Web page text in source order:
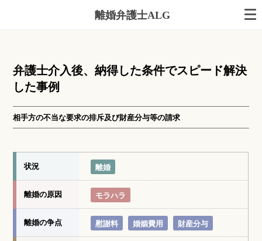
離婚弁護士ALG
弁護士介入後、納得した条件でスピード解決
した事例
相手方の不当な要求の排斥及び財産分与等の請求
状況 離婚
離婚の原因 モラハラ
離婚の争点 慰謝料 婚姻費用 財産分与